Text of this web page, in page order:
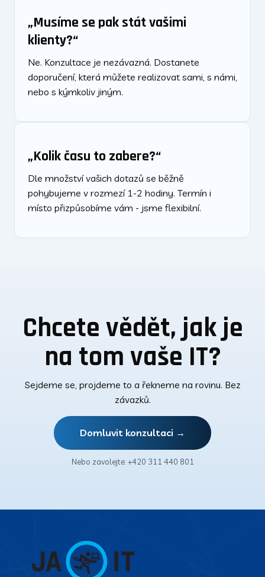
„Musíme se pak stát vašimi
klienty?“
Ne. Konzultace je nezávazná. Dostanete
doporučení, která můžete realizovat sami, s námi,
nebo s kýmkoliv jiným.
„Kolik času to zabere?“
Dle množství vašich dotazů se běžně
pohybujeme v rozmezí 1-2 hodiny. Termín i
místo přizpůsobíme vám - jsme flexibilní.
Chcete vědět, jak je
na tom vaše IT?
Sejdeme se, projdeme to a řekneme na rovinu. Bez
závazků.
Domluvit konzultaci →
Nebo zavolejte: +420 311 440 801